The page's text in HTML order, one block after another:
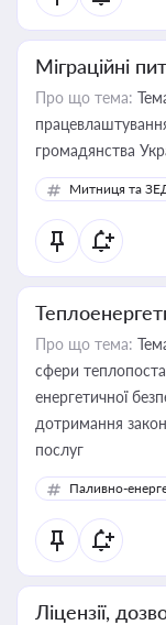
Міграційні
Про що тема:
громадянства
Митниця та
Про що тема:
сфери
енергетичної
дотримання
послуг
Паливно-
Ліцензії,